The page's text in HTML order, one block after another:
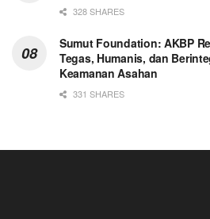
328 SHARES
Sumut Foundation: AKBP
Tegas, Humanis, dan
Keamanan Asahan
331 SHARES